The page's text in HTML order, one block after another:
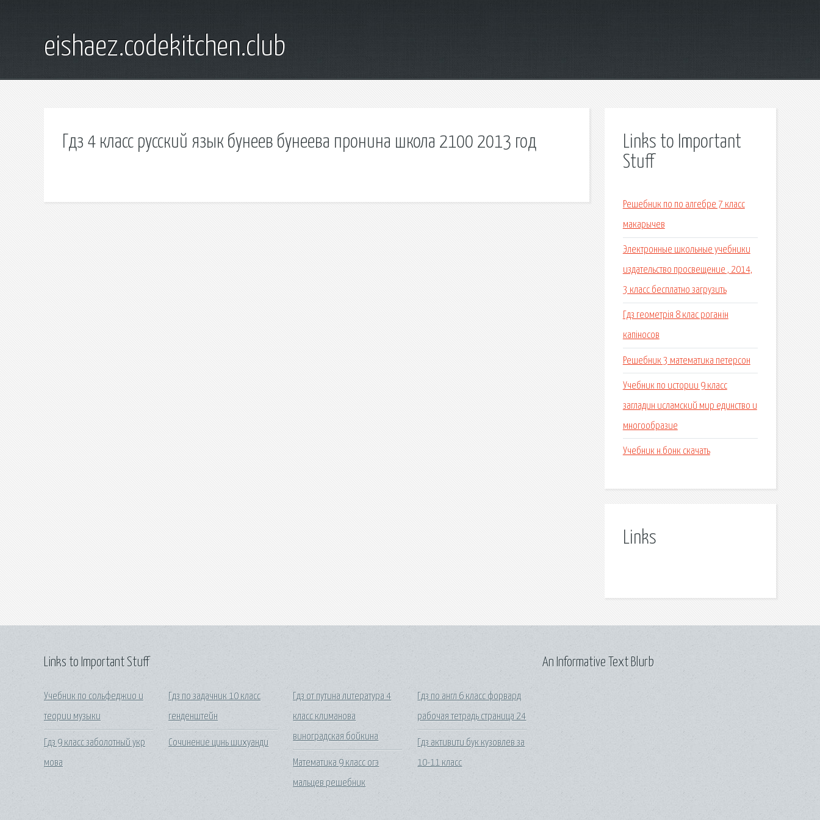
eishaez.codekitchen.club
Гдз 4 класс русский язык бунеев бунеева пронина школа 2100 2013 год
Links to Important
Stuff
Решебник по по алгебре 7 класс
макарычев
Электронные школьные учебники
издательство просвещение , 2014,
3 класс бесплатно загрузить
Гдз геометрія 8 клас роганін
капіносов
Решебник 3 математика петерсон
Учебник по истории 9 класс
загладин исламский мир единство и
многообразие
Учебник н.бонк скачать
Links
Links to Important Stuff
Учебник по сольфеджио и
теории музыки
Гдз 9 класс заболотный укр
мова
Гдз по задачник 10 класс
генденштейн
Сочинение цинь шихуанди
Гдз от путина литература 4
класс климанова
виноградская бойкина
Математика 9 класс огэ
мальцев решебник
Гдз по англ 6 класс форвард
рабочая тетрадь страница 24
Гдз активити бук кузовлев за
10-11 класс
An Informative Text Blurb